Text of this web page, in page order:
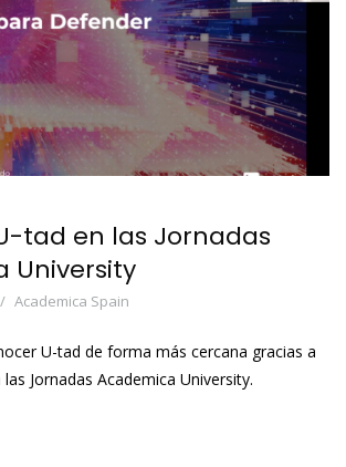
tad en las Jornadas
University
Academica Spain
U-tad de forma más cercana gracias a
Jornadas Academica University.